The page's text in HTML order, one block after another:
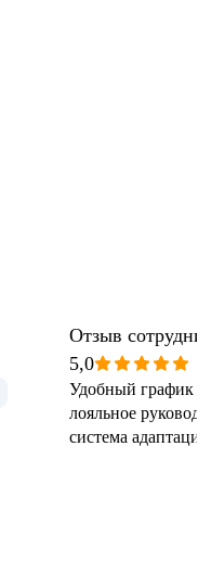
Отзыв
5,0
Удобный график
лояльное
система